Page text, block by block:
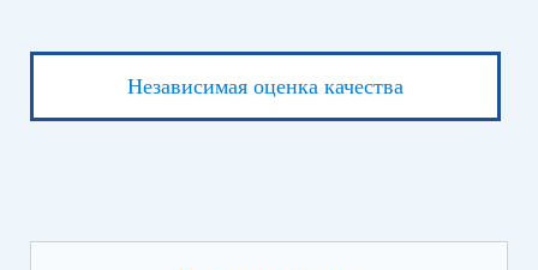
Независимая оценка качества